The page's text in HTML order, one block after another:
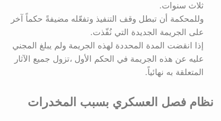
ثلاث سنوات.
وللمحكمة أن تبطل وقف التنفيذ وتفعّله مضيفةً حكماً آخر
على الجريمة الجديدة التي نُفّذت.
إذا انقضت المدة المحددة لهذه الجريمة ولم يبلغ المجني
عليه عن هذه الجريمة في الحكم الأول ،تزول جميع الآثار
المتعلقة به نهائياً.
نظام فصل العسكري بسبب المخدرات